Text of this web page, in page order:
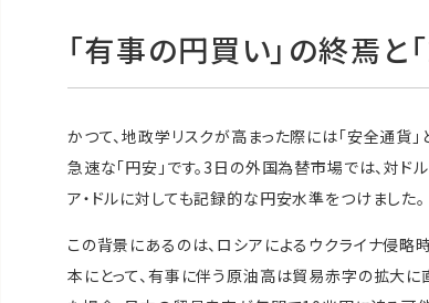
「有事の円買い」の終焉
かつて、地政学リスクが高まった際には「安全通貨
急速な「円安」です。3日の外国為替市場では、対
ア・ドルに対しても記録的な円安水準をつけました。
この背景にあるのは、ロシアによるウクライナ侵
本にとって、有事に伴う原油高は貿易赤字の拡大